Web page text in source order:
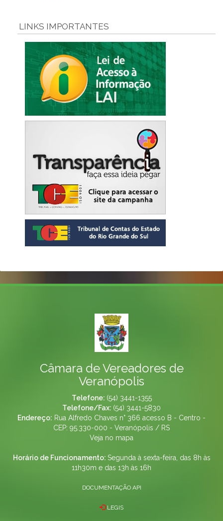
LINKS IMPORTANTES
Câmara de Vereadores de
Veranópolis
Telefone: (54) 3441-1355
Telefone/Fax: (54) 3441-5830
Endereço: Rua Alfredo Chaves n° 366 acesso B - Centro -
CEP: 95.330-000 - Veranópolis / RS
Veja no mapa
Horário de Funcionamento: Segunda à sexta-feira, das 8h às
11h30m e das 13h às 16h
DOCUMENTAÇÃO API
LEGIS